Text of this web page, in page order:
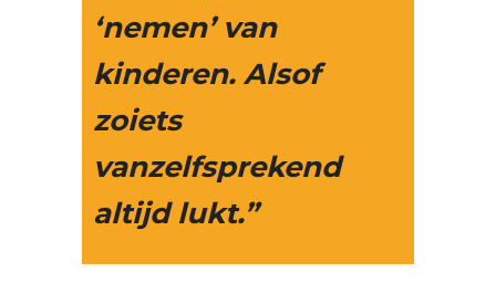
‘nemen’ van
kinderen. Alsof
zoiets
vanzelfsprekend
altijd lukt.”